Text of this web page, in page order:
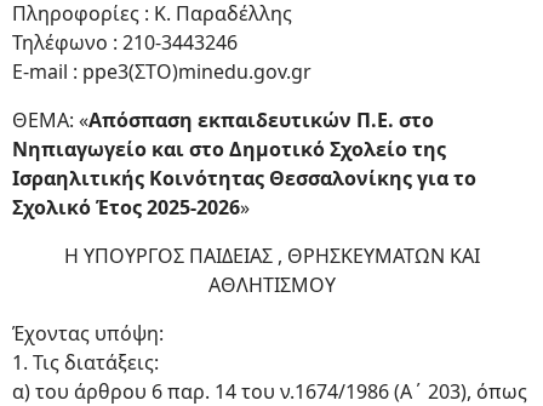
Πληροφορίες : Κ. Παραδέλλης
Τηλέφωνο : 210-3443246
E-mail : ppe3(ΣΤΟ)minedu.gov.gr
ΘΕΜΑ: «Απόσπαση εκπαιδευτικών Π.Ε. στο
Νηπιαγωγείο και στο Δημοτικό Σχολείο της
Ισραηλιτικής Κοινότητας Θεσσαλονίκης για το
Σχολικό Έτος 2025-2026»
Η ΥΠΟΥΡΓΟΣ ΠΑΙΔΕΙΑΣ , ΘΡΗΣΚΕΥΜΑΤΩΝ ΚΑΙ
ΑΘΛΗΤΙΣΜΟΥ
Έχοντας υπόψη:
1. Τις διατάξεις:
α) του άρθρου 6 παρ. 14 του ν.1674/1986 (Α΄ 203), όπως